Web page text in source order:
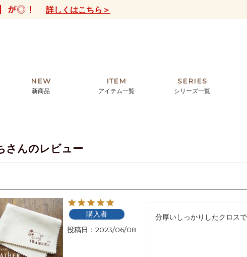
詳しくはこちら＞
NEW
新商品
ITEM
アイテム一覧
チャーム・キーホルダー
SERIES
シリーズ一覧
ーオブザコメット
レザー ブライトン
ザーバッグ 山猫ホテル
アートフラグメント
ザインまで。日常にお気に入りのアートを。
しめるナチュラルな小物まで。
さんのレビュー
購入者
投稿日
2023/06/08
分厚いしっかりしたクロス